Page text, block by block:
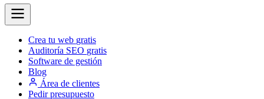
Crea tu web gratis
Auditoría SEO gratis
Software de gestión
Blog
Área de clientes
Pedir presupuesto